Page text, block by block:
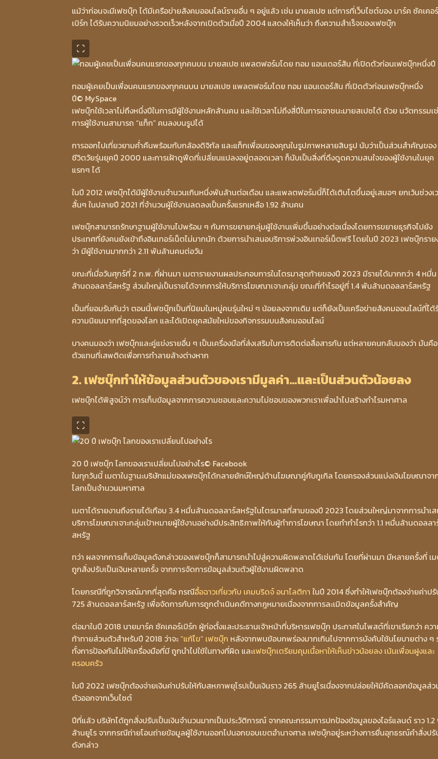
แม้ว่าก่อนจะมีเฟซบุ๊ก ได้มีเครือข่ายสังคมออนไลน์รายอื่น ๆ อยู่แล้ว เช่น มายสเปซ แต่การที่เว็บไซต์ของ มาร์ค ซัคเคอร์
เบิร์ก ได้รับความนิยมอย่างรวดเร็วหลังจากเปิดตัวเมื่อปี 2004 แสดงให้เห็นว่า ถึงความสำเร็จของเฟซบุ๊ก
ทอมผู้เคยเป็นเพื่อนคนแรกของทุกคนบน มายสเปซ แพลตฟอร์มโดย ทอม แอนเดอร์สัน ที่เปิดตัวก่อนเฟซบุ๊กหนึ่ง
ปี© MySpace
เฟซบุ๊กใช้เวลาไม่ถึงหนึ่งปีในการมีผู้ใช้งานหลักล้านคน และใช้เวลาไม่ถึงสี่ปีในการเอาชนะมายสเปซได้ ด้วย นวัตกรรมเ
การผู้ใช้งานสามารถ “แท็ก” คนลงบนรูปได้
การออกไปเที่ยวยามค่ำคืนพร้อมกับกล้องดิจิทัล และแท็กเพื่อนของคุณในรูปภาพหลายสิบรูป นับว่าเป็นส่วนสำคัญของ
ชีวิตวัยรุ่นยุคปี 2000 และการเฝ้าดูฟีดที่เปลี่ยนแปลงอยู่ตลอดเวลา ก็นับเป็นสิ่งที่ดึงดูดความสนใจของผู้ใช้งานในยุค
แรกๆ ได้
ในปี 2012 เฟซบุ๊กได้มีผู้ใช้งานจำนวนเกินหนึ่งพันล้านต่อเดือน และแพลตฟอร์มนี้ก็ได้เติบโตขึ้นอยู่เสมอๆ ยกเว้นช่วงเ
สั้นๆ ในปลายปี 2021 ที่จำนวนผู้ใช้งานลดลงเป็นครั้งแรกเหลือ 1.92 ล้านคน
เฟซบุ๊กสามารถรักษาฐานผู้ใช้งานไปพร้อม ๆ กับการขยายกลุ่มผู้ใช้งานเพิ่มขึ้นอย่างต่อเนื่องโดยการขยายธุรกิจไปยัง
ประเทศที่ยังคนยังเข้าถึงอินเทอร์เน็ตไม่มากนัก ด้วยการนำเสนอบริการพ่วงอินเทอร์เน็ตฟรี โดยในปี 2023 เฟซบุ๊กราย
ว่า มีผู้ใช้งานมากกว่า 2.11 พันล้านคนต่อวัน
ขณะที่เมื่อวันศุกร์ที่ 2 ก.พ. ที่ผ่านมา เมตารายงานผลประกอบการในไตรมาสุดท้ายของปี 2023 มีรายได้มากกว่า 4 หมื่น
ล้านดอลลาร์สหรัฐ ส่วนใหญ่เป็นรายได้จากการให้บริการโฆษณาเจาะกลุ่ม ขณะที่กำไรอยู่ที่ 1.4 พันล้านดอลลาร์สหรัฐ
เป็นที่ยอมรับกันว่า ตอนนี้เฟซบุ๊กเป็นที่นิยมในหมู่คนรุ่นใหม่ ๆ น้อยลงจากเดิม แต่ก็ยังเป็นเครือข่ายสังคมออนไลน์ที่ได้
ความนิยมมากที่สุดของโลก และได้เปิดยุคสมัยใหม่ของกิจกรรมบนสังคมออนไลน์
บางคนมองว่า เฟซบุ๊กและคู่แข่งรายอื่น ๆ เป็นเครื่องมือที่ส่งเสริมในการติดต่อสื่อสารกัน แต่หลายคนกลับมองว่า มันคือ
ตัวแทนที่เสพติดเพื่อการทำลายล้างต่างหาก
2. เฟซบุ๊กทำให้ข้อมูลส่วนตัวของเรามีมูลค่า…และเป็นส่วนตัวน้อยลง
เฟซบุ๊กได้พิสูจน์ว่า การเก็บข้อมูลจากการความชอบและความไม่ชอบของพวกเราเพื่อนำไปสร้างกำไรมหาศาล
20 ปี เฟซบุ๊ก โลกของเราเปลี่ยนไปอย่างไร© Facebook
ในทุกวันนี้ เมตาในฐานะบริษัทแม่ของเฟซบุ๊กได้กลายยักษ์ใหญ่ด้านโฆษณาคู่กับกูเกิล โดยครองส่วนแบ่งเงินโฆษณาจา
โลกเป็นจำนวนมหาศาล
เมตาได้รายงานถึงรายได้เกือบ 3.4 หมื่นล้านดอลลาร์สหรัฐในไตรมาสที่สามของปี 2023 โดยส่วนใหญ่มาจากการนำเ
บริการโฆษณาเจาะกลุ่มเป้าหมายผู้ใช้งานอย่างมีประสิทธิภาพให้กับผู้ทำการโฆษณา โดยทำกำไรกว่า 1.1 หมื่นล้านดอลลา
สหรัฐ
ทว่า ผลจากการเก็บข้อมูลดังกล่าวของเฟซบุ๊กก็สามารถนำไปสู่ความผิดพลาดได้เช่นกัน โดยที่ผ่านมา มีหลายครั้งที่ เ
ถูกสั่งปรับเป็นเงินหลายครั้ง จากการจัดการข้อมูลส่วนตัวผู้ใช้งานผิดพลาด
โดยกรณีที่ถูกวิจารณ์มากที่สุดคือ กรณีอื้อฉาวเกี่ยวกับ เคมบริดจ์ อนาไลติกา ในปี 2014 ซึ่งทำให้เฟซบุ๊กต้องจ่ายค่าป
725 ล้านดอลลาร์สหรัฐ เพื่อจัดการกับการถูกดำเนินคดีทางกฎหมายเนื่องจากการละเมิดข้อมูลครั้งสำคัญ
ต่อมาในปี 2018 นายมาร์ค ซัคเคอร์เบิร์ก ผู้ก่อตั้งและประธานเจ้าหน้าที่บริหารเฟซบุ๊ก ประกาศในโพสต์ที่เขาเรียกว่า คว
ท้าทายส่วนตัวสำหรับปี 2018 ว่าจะ “แก้ไข” เฟซบุ๊ก หลังจากพบข้อบกพร่องมากเกินไปจากการบังคับใช้นโยบายต่าง ๆ
ทั้งการป้องกันไม่ให้เครื่องมือที่มี ถูกนำไปใช้ในทางที่ผิด และเฟซบุ๊กเตรียมคุมเนื้อหาให้เห็นข่าวน้อยลง เน้นเพื่อนฝูงและ
ครอบครัว
ในปี 2022 เฟซบุ๊กต้องจ่ายเงินค่าปรับให้กับสหภาพยุโรปเป็นเงินราว 265 ล้านยูโรเนื่องจากปล่อยให้มีคัดลอกข้อมูลส่ว
ตัวออกจากเว็บไซต์
ปีที่แล้ว บริษัทได้ถูกสั่งปรับเป็นเงินจำนวนมากเป็นประวัติการณ์ จากคณะกรรมการปกป้องข้อมูลของไอร์แลนด์ ราว
ล้านยูโร จากกรณีถ่ายโอนถ่ายข้อมูลผู้ใช้งานออกไปนอกขอบเขตอำนาจศาล เฟซบุ๊กอยู่ระหว่างการยื่นอุทธรณ์คำสั่งปรั
ดังกล่าว